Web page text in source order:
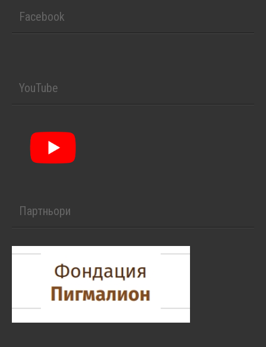
Facebook
YouTube
Партньори